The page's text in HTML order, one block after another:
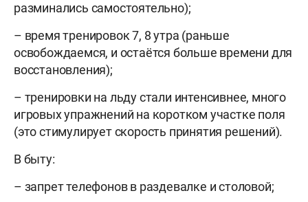
разминались самостоятельно);
– время тренировок 7, 8 утра (раньше
освобождаемся, и остаётся больше времени для
восстановления);
– тренировки на льду стали интенсивнее, много
игровых упражнений на коротком участке поля
(это стимулирует скорость принятия решений).
В быту:
– запрет телефонов в раздевалке и столовой;